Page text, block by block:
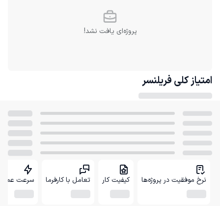
پروژه‌ای یافت نشد!
امتیاز کلی فریلنسر
نرخ موفقیت در پروژه‌ها کیفیت کار تعامل با کارفرما سرعت عمل